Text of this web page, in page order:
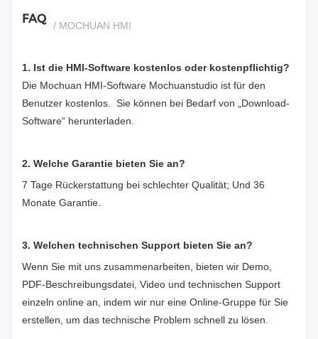
FAQ / MOCHUAN HMI
1. Ist die HMI-Software kostenlos oder kostenpflichtig?
Die Mochuan HMI-Software Mochuanstudio ist für den
Benutzer kostenlos. Sie können bei Bedarf von „Download-
Software“ herunterladen.
2. Welche Garantie bieten Sie an?
7 Tage Rückerstattung bei schlechter Qualität; Und 36
Monate Garantie.
3. Welchen technischen Support bieten Sie an?
Wenn Sie mit uns zusammenarbeiten, bieten wir Demo,
PDF-Beschreibungsdatei, Video und technischen Support
einzeln online an, indem wir nur eine Online-Gruppe für Sie
erstellen, um das technische Problem schnell zu lösen.